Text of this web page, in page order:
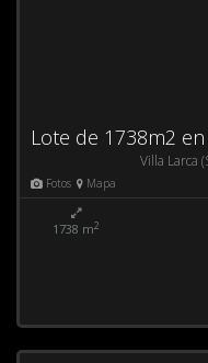
Lote de 1738m2 en
Villa Larca
Fotos Mapa
1738 m2